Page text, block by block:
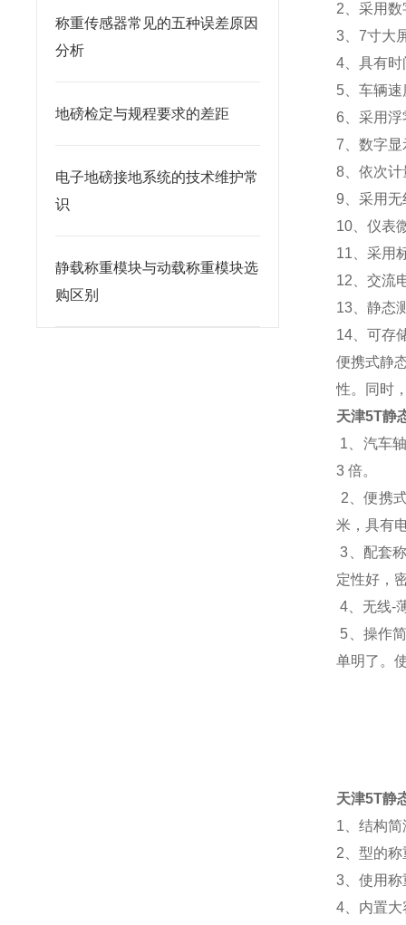
称重传感器常见的五种误差原因
分析
地磅检定与规程要求的差距
电子地磅接地系统的技术维护常
识
静载称重模块与动载称重模块选
购区别
2、采用
3、7寸大
4、具有
5、车辆
6、采用
7、数字
8、依次
9、采用
10、仪表
11、采用
12、交流
13、静态
14、可存
便携式静
性。同时
天津5T静
1、汽车
3 倍。
2、便携
米，具有
3、配套
定性好，
4、无线-
5、操作
单明了。
天津5T静
1、结构
2、型的
3、使用
4、内置